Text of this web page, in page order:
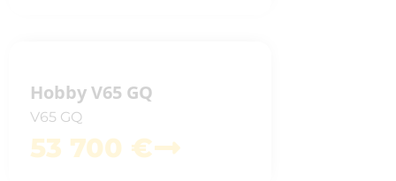
Hobby V65 GQ
V65 GQ
53 700 €